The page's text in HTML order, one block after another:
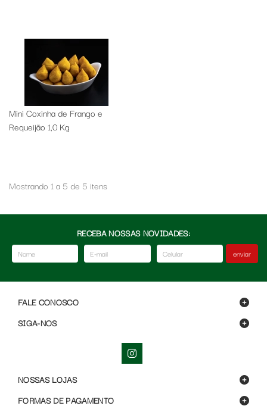
Mini Coxinha de Frango e
Requeijão 1,0 Kg
Mostrando 1 a 5 de 5 itens
RECEBA NOSSAS NOVIDADES:
enviar
FALE CONOSCO
SIGA-NOS
NOSSAS LOJAS
FORMAS DE PAGAMENTO